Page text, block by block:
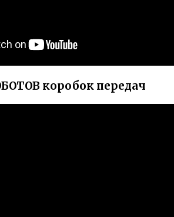
коробок передач